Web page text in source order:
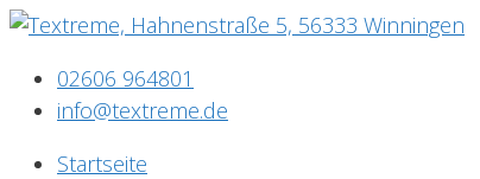
02606 964801
info@textreme.de
Startseite